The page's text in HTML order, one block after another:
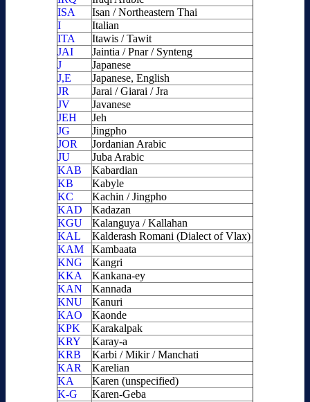
ISA
Isan / Northeastern Thai
I
Italian
ITA
Itawis / Tawit
JAI
Jaintia / Pnar / Synteng
J
Japanese
J,E
Japanese, English
JR
Jarai / Giarai / Jra
JV
Javanese
JEH
Jeh
JG
Jingpho
JOR
Jordanian Arabic
JU
Juba Arabic
KAB
Kabardian
KB
Kabyle
KC
Kachin / Jingpho
KAD
Kadazan
KGU
Kalanguya / Kallahan
KAL
Kalderash Romani (Dialect of Vlax)
KAM
Kambaata
KNG
Kangri
KKA
Kankana-ey
KAN
Kannada
KNU
Kanuri
KAO
Kaonde
KPK
Karakalpak
KRY
Karay-a
KRB
Karbi / Mikir / Manchati
KAR
Karelian
KA
Karen (unspecified)
K-G
Karen-Geba